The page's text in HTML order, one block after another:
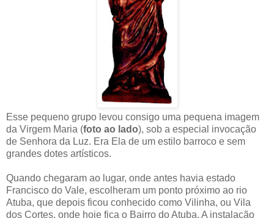
Esse pequeno grupo levou consigo uma pequena imagem
da Virgem Maria (foto ao lado), sob a especial invocação
de Senhora da Luz. Era Ela de um estilo barroco e sem
grandes dotes artísticos.
Quando chegaram ao lugar, onde antes havia estado
Francisco do Vale, escolheram um ponto próximo ao rio
Atuba, que depois ficou conhecido como Vilinha, ou Vila
dos Cortes, onde hoje fica o Bairro do Atuba. A instalação